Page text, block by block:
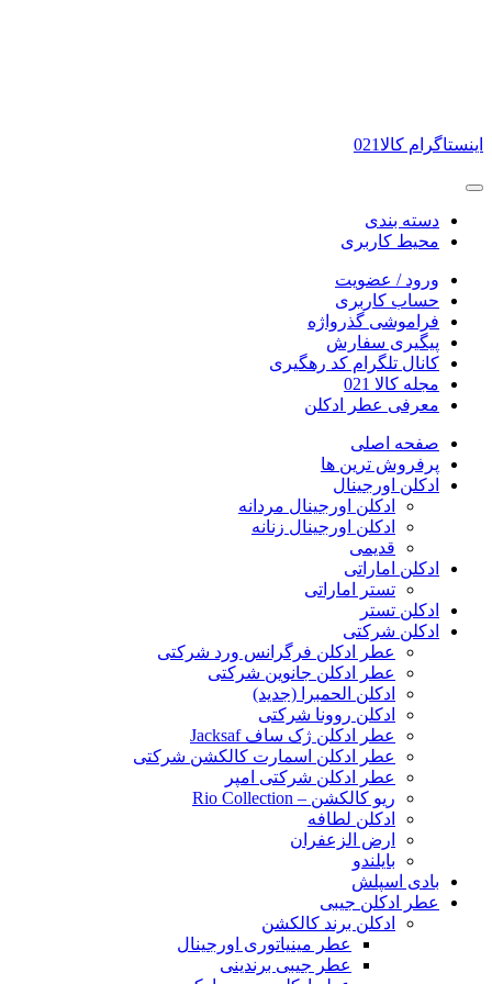
اینستاگرام کالا021
دسته بندی
محیط کاربری
ورود / عضویت
حساب کاربری
فراموشی گذرواژه
پیگیری سفارش
کانال تلگرام کد رهگیری
مجله کالا 021
معرفی عطر ادکلن
صفحه اصلی
پرفروش ترین ها
ادکلن اورجینال
ادکلن اورجینال مردانه
ادکلن اورجینال زنانه
قدیمی
ادکلن اماراتی
تستر اماراتی
ادکلن تستر
ادکلن شرکتی
عطر ادکلن فرگرانس ورد شرکتی
عطر ادکلن جانوین شرکتی
ادکلن الحمبرا (جدید)
ادکلن روونا شرکتی
عطر ادکلن ژک‌ ساف Jacksaf
عطر ادکلن اسمارت کالکشن شرکتی
عطر ادکلن شرکتی امپر
ریو کالکشن – Rio Collection
ادکلن لطافه
ارض الزعفران
بایلندو
بادی اسپلش
عطر ادکلن جیبی
ادکلن برند کالکشن
عطر مینیاتوری اورجینال
عطر جیبی برندینی